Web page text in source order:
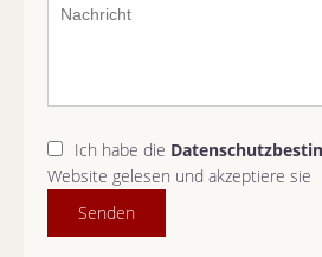
Ich habe die
Website gelesen und akzeptiere sie
Senden